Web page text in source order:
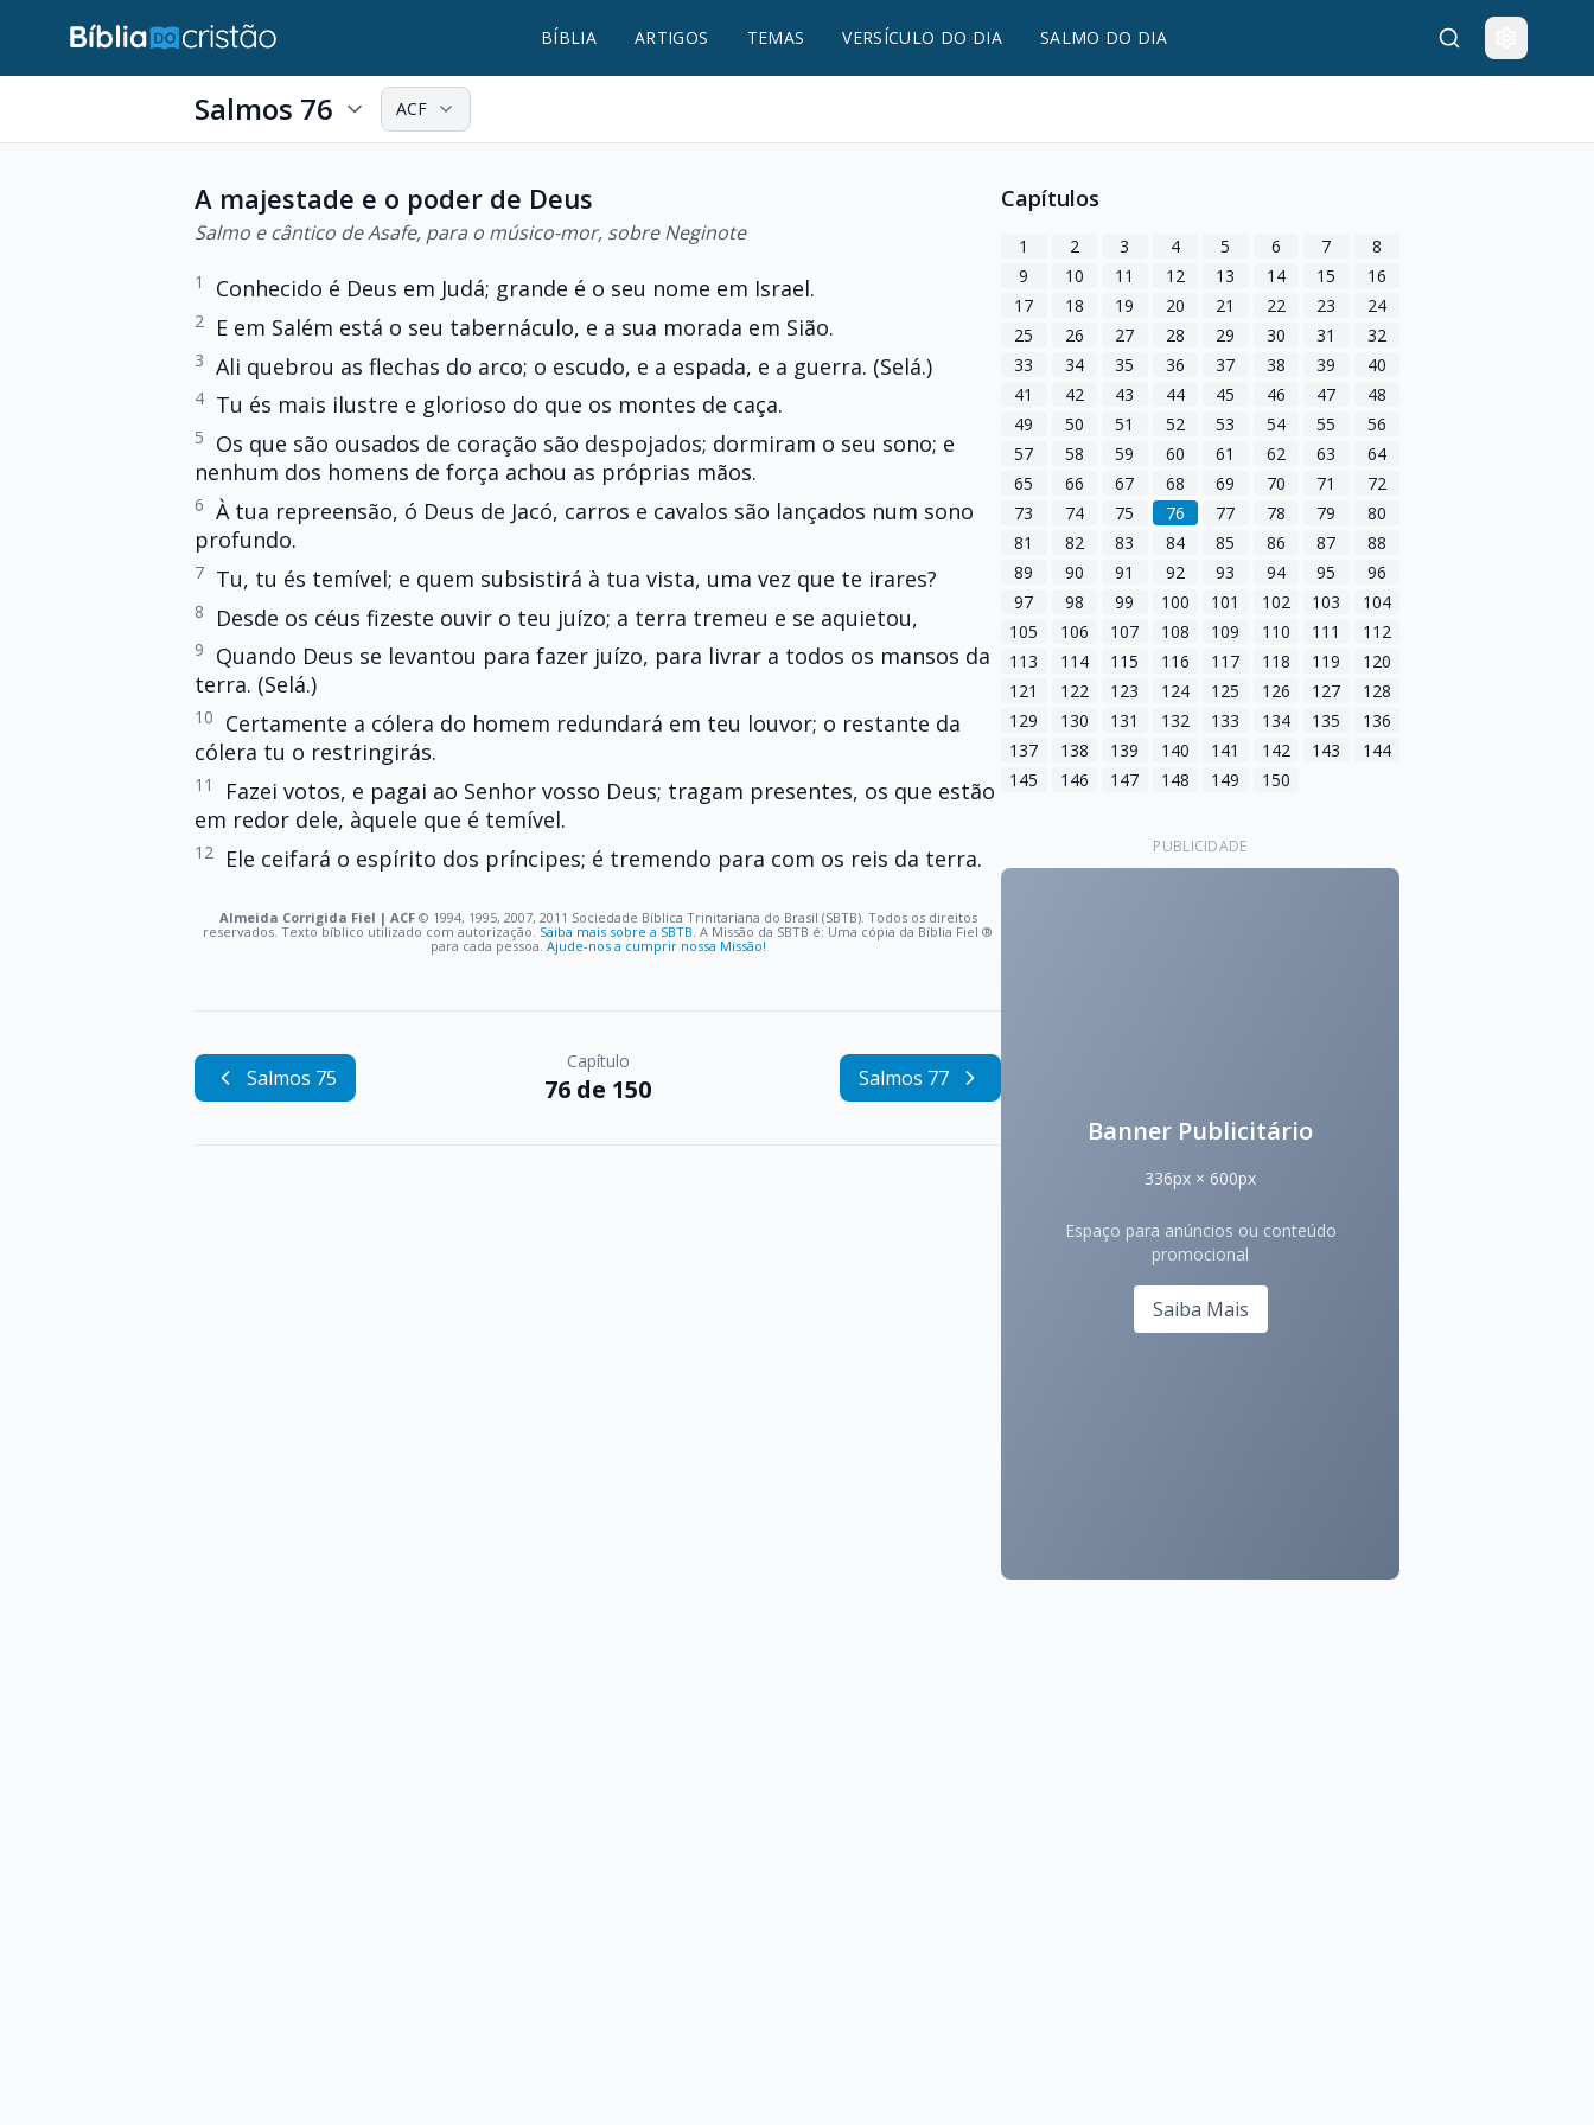
BÍBLIA ARTIGOS TEMAS VERSÍCULO DO DIA SALMO DO DIA
Salmos 76 ACF
A majestade e o poder de Deus
Salmo e cântico de Asafe, para o músico-mor, sobre Neginote
1 Conhecido é Deus em Judá; grande é o seu nome em Israel.
2 E em Salém está o seu tabernáculo, e a sua morada em Sião.
3 Ali quebrou as flechas do arco; o escudo, e a espada, e a guerra. (Selá.)
4 Tu és mais ilustre e glorioso do que os montes de caça.
5
Os que são ousados de coração são despojados; dormiram o seu sono; e
nenhum dos homens de força achou as próprias mãos.
6 À tua repreensão, ó Deus de Jacó, carros e cavalos são lançados num sono
profundo.
7 Tu, tu és temível; e quem subsistirá à tua vista, uma vez que te irares?
8 Desde os céus fizeste ouvir o teu juízo; a terra tremeu e se aquietou,
9
Quando Deus se levantou para fazer juízo, para livrar a todos os mansos da
terra. (Selá.)
10
Certamente a cólera do homem redundará em teu louvor; o restante da
cólera tu o restringirás.
11
Fazei votos, e pagai ao Senhor vosso Deus; tragam presentes, os que estão
em redor dele, àquele que é temível.
12 Ele ceifará o espírito dos príncipes; é tremendo para com os reis da terra.
Almeida Corrigida Fiel | ACF©️ 1994, 1995, 2007, 2011 Sociedade Bíblica Trinitariana do Brasil (SBTB). Todos os direitos
reservados. Texto bíblico utilizado com autorização. Saiba mais sobre a SBTB . A Missão da SBTB é: Uma cópia da Bíblia Fiel ®️
para cada pessoa. Ajude-nos a cumprir nossa Missão!
Salmos 75
Capítulo
76 de 150 Salmos 77
Capítulos
1 2 3 4 5 6 7
8
9
10 11 12 13 14 15
16
17
18 19 20 21 22 23
24
25
26 27 28 29 30 31
32
33
34 35 36 37 38 39
40
41
42 43 44 45 46 47
48
49
50 51 52 53 54 55
56
57
58 59 60 61 62 63
64
65
66 67 68 69 70 71
72
73
74 75 76 77 78 79
80
81
82 83 84 85 86 87
88
89
90 91 92 93 94 95
96
97
98 99 100 101 102 103
104
105
106 107 108 109 110 111
112
113
114 115 116 117 118 119
120
121
122 123 124 125 126 127
128
129
130 131 132 133 134 135
136
137
138 139 140 141 142 143
144
145
146 147 148 149 150
PUBLICIDADE
Banner Publicitário
336px × 600px
Espaço para anúncios ou conteúdo
promocional
Saiba Mais